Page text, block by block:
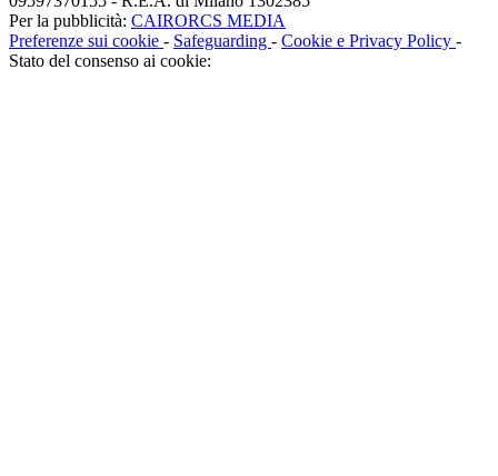
Per la pubblicità: CAIRORCS MEDIA
Preferenze sui cookie - Safeguarding - Cookie e Privacy Policy -
Stato del consenso ai cookie: